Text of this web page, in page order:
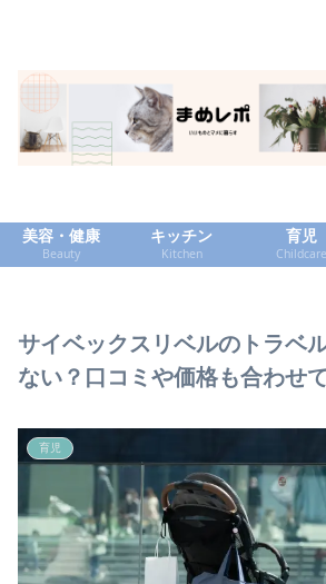
美容・健康
Beauty
キッチン
Kitchen
育児
Childcare
サイベックスリベルのトラベ
ない？口コミや価格も合わせ
育児